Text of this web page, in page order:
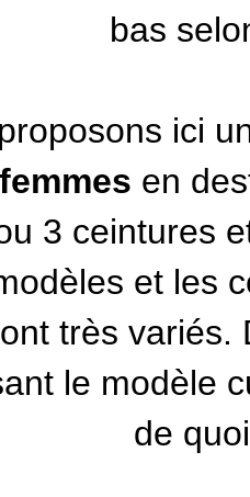
bas
ici
en
3 ceintures
et les
très variés.
le modèle
de